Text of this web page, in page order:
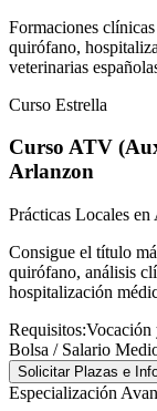
Formaciones
quirófano,
veterinarias
Curso Estrella
Curso ATV
Arlanzon
Prácticas Locales
Consigue el título
quirófano, análisis
hospitalización
Requisitos:Vocación
Bolsa / Salario
Solicitar Plazas e
Especialización